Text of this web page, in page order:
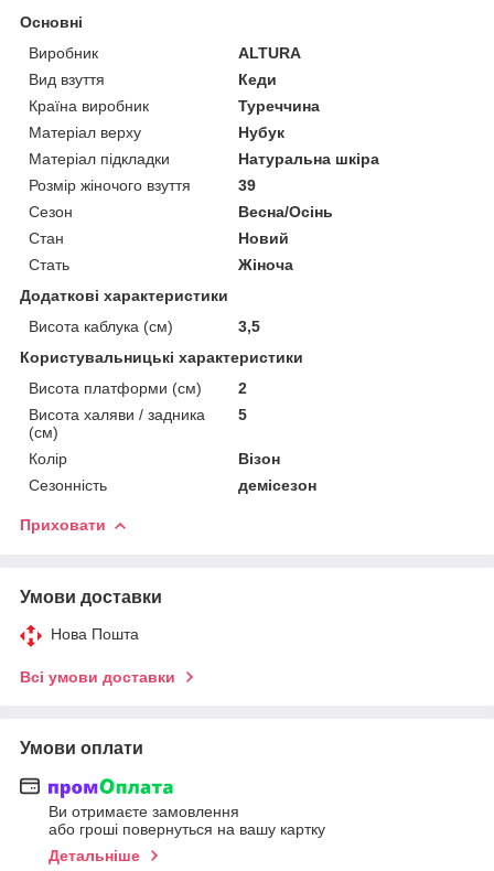
Основні
Виробник
ALTURA
Вид взуття
Кеди
Країна виробник
Туреччина
Матеріал верху
Нубук
Матеріал підкладки
Натуральна шкіра
Розмір жіночого взуття
39
Сезон
Весна/Осінь
Стан
Новий
Стать
Жіноча
Додаткові характеристики
Висота каблука (см)
3,5
Користувальницькі характеристики
Висота платформи (см)
2
Висота халяви / задника
(см)
5
Колір
Візон
Сезонність
демісезон
Приховати
Умови доставки
Нова Пошта
Всі умови доставки
Умови оплати
Ви отримаєте замовлення
або гроші повернуться на вашу картку
Детальніше